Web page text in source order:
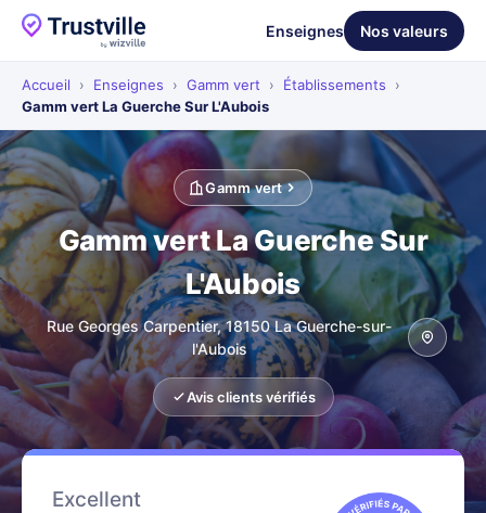
Enseignes Nos valeurs
Accueil › Enseignes › Gamm vert › Établissements
›
Gamm vert La Guerche Sur L'Aubois
Gamm vert
Gamm vert La Guerche Sur
L'Aubois
Rue Georges Carpentier, 18150 La Guerche-sur-
l'Aubois
Avis clients vérifiés
Excellent